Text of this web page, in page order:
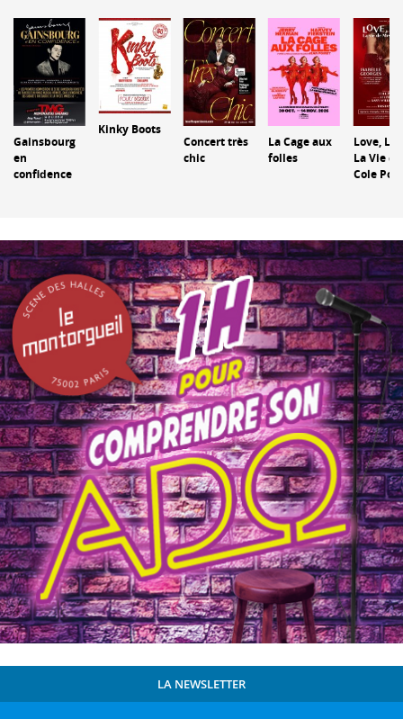
Gainsbourg
en
confidence
Kinky Boots
Concert très
chic
La Cage aux
folles
Love,
La Vie
Cole
LA NEWSLETTER